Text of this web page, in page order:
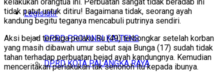
Legislatif
DPRD PROVINSI KALTENG
DPRD KOTA PALANGKA RAYA
tidak patut untuk ditiru! Bagaimana tidak, seorang ayah
kandung begitu teganya mencabuli putrinya sendiri.
Aksi bejad terduga pelaku Ru (49) terbongkar setelah korban
yang masih dibawah umur sebut saja Bunga (17) sudah tidak
tahan terhadap perbuatan bejad ayah kandungnya. Kemudian
menceritakan perlakukan tak senonoh itu kepada ibunya.